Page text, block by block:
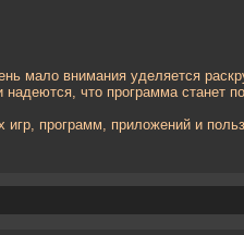
мало внимания уделяется
что программа станет
программ, приложений и